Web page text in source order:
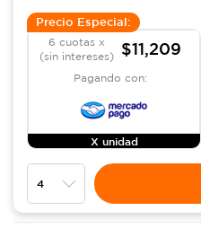
Precio Especial:
6 cuotas x
(sin intereses)
$11,209
Pagando con:
X unidad